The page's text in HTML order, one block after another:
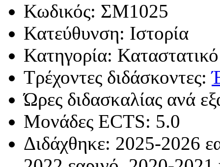
Κωδικός: ΣΜ1025
Κατεύθυνση: Ιστορία
Κατηγορία: Καταστατικό
Τρέχοντες διδάσκοντες:
Ώρες διδασκαλίας ανά
Μονάδες ECTS: 5.0
Διδάχθηκε: 2025-2026